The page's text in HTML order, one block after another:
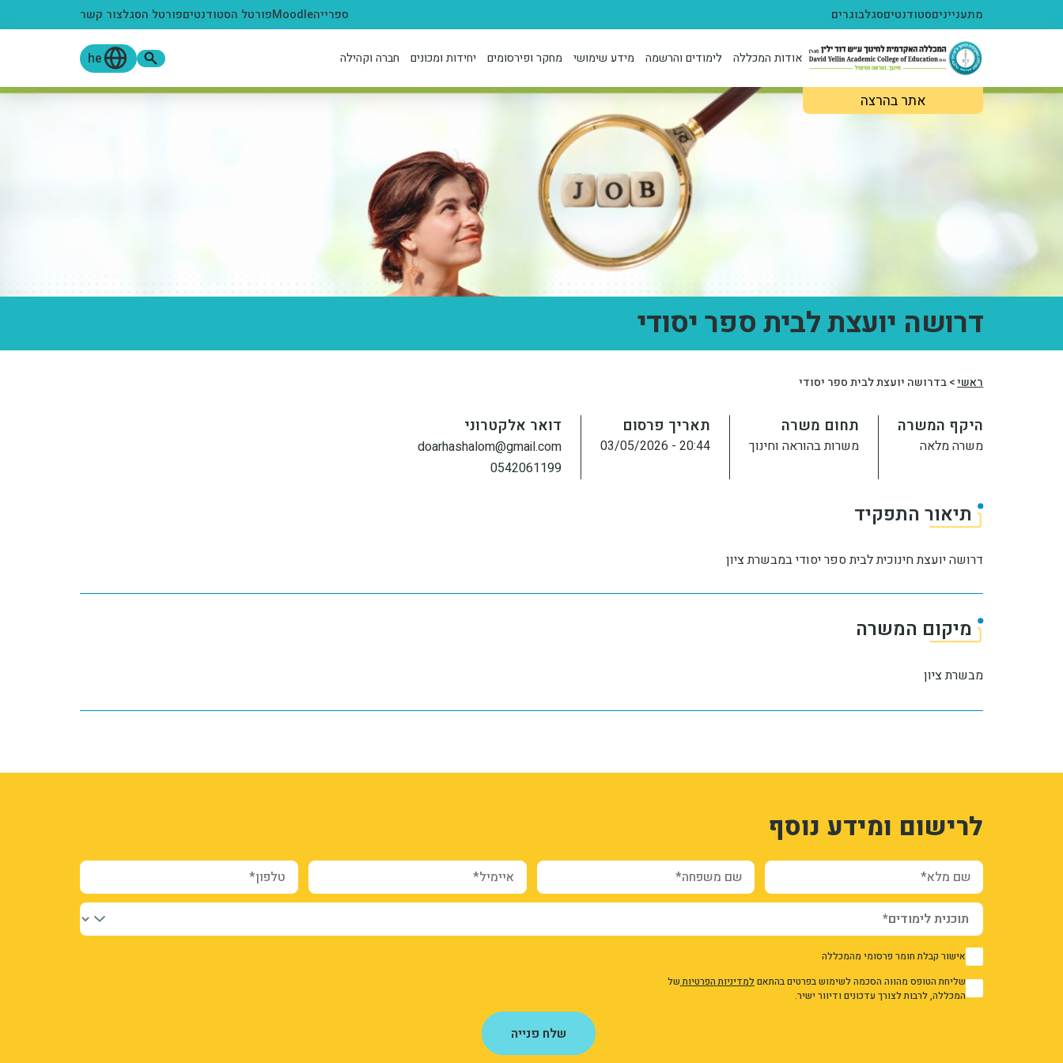
דילוג לתוכן העיקרימתענייניםסטודנטיםסגלבוגרים ספרייהMoodleפורטל הסטודנטיםפורטל הסגלצור קשר
אודות המכללה לימודים והרשמה מידע שימושי מחקר ופירסומים יחידות ומכונים חברה וקהילה he
אתר בהרצה
דרושה יועצת לבית ספר יסודי
ראשי>בדרושה יועצת לבית ספר יסודי
היקף המשרה
משרה מלאה
תחום משרה
משרות בהוראה וחינוך
תאריך פרסום
20:44 - 03/05/2026
דואר אלקטרוני
doarhashalom@gmail.com
0542061199
תיאור התפקיד
דרושה יועצת חינוכית לבית ספר יסודי במבשרת ציון
מיקום המשרה
מבשרת ציון
לרישום ומידע נוסף
שם מלא* שם משפחה* איימיל* טלפון*
1 אישור קבלת חומר פרסומי מהמכללה
1
אני מאשר/ת את מדיניות הפרטיות
שליחת הטופס מהווה הסכמה לשימוש בפרטים בהתאםלמדיניות הפרטיותשל
המכללה, לרבות לצורך עדכונים ודיוור ישיר.
שלח פנייה
form-i_sIIkWNLhwoN4W8mopjSbTh2ZTijFPs6MNax3-_Mpg
webform_submission_registration_and_additional_info_node_12499_add_form
3320292
Sovb9Vh_cbu3lGDHnbI9S95mVIKQqwtcAHwFN8YqAdI
1